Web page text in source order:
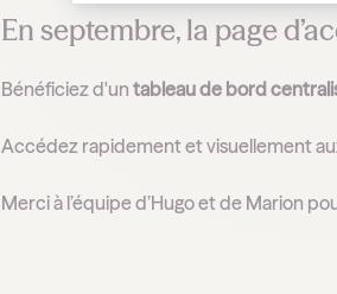
En septembre, la page
Bénéficiez d'un tableau de bord
Accédez rapidement et visuellement
Merci à l’équipe d’Hugo et de Marion